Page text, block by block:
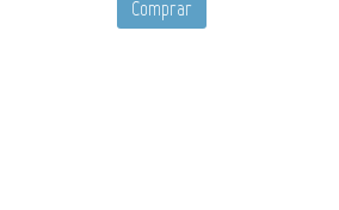
Comprar